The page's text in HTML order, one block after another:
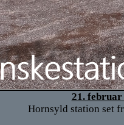
21.
Hornsyld station set